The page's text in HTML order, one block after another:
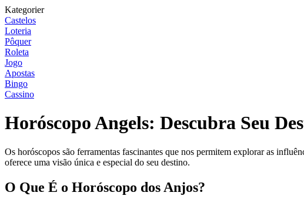
Kategorier
Castelos
Loteria
Pôquer
Roleta
Jogo
Apostas
Bingo
Cassino
Horóscopo Angels: Descubra Seu
Os horóscopos são ferramentas fascinantes que nos permitem explorar as
oferece uma visão única e especial do seu destino.
O Que É o Horóscopo dos Anjos?